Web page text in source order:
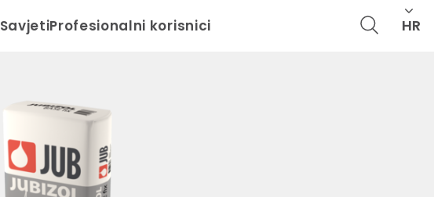
SavjetiProfesionalni korisnici HR